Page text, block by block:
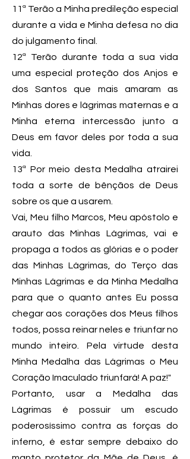
11ª Terão a Minha predileção especial
durante a vida e Minha defesa no dia
do julgamento final.
12ª Terão durante toda a sua vida
uma especial proteção dos Anjos e
dos Santos que mais amaram as
Minhas dores e lágrimas maternas e a
Minha eterna intercessão junto a
Deus em favor deles por toda a sua
vida.
13ª Por meio desta Medalha atrairei
toda a sorte de bênçãos de Deus
sobre os que a usarem.
Vai, Meu filho Marcos, Meu apóstolo e
arauto das Minhas Lágrimas, vai e
propaga a todos as glórias e o poder
das Minhas Lágrimas, do Terço das
Minhas Lágrimas e da Minha Medalha
para que o quanto antes Eu possa
chegar aos corações dos Meus filhos
todos, possa reinar neles e triunfar no
mundo inteiro. Pela virtude desta
Minha Medalha das Lágrimas o Meu
Coração Imaculado triunfará! A paz!"
Portanto, usar a Medalha das
Lágrimas é possuir um escudo
poderosíssimo contra as forças do
inferno, é estar sempre debaixo do